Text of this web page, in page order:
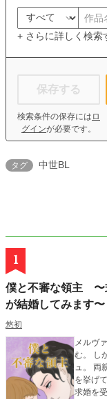
+ さらに詳しく検索
保存する
検索条件の保存には ロ
グインが必要です。
タグ 中世BL
1
僕と不審な領主 〜
が結婚してみます〜
悠初
メルヴ
む。 し
ュ。 両
を挙げ
求婚を